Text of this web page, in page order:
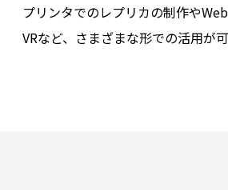
プリンタでのレプリカの制作や
VRなど、さまざまな形での活用が可